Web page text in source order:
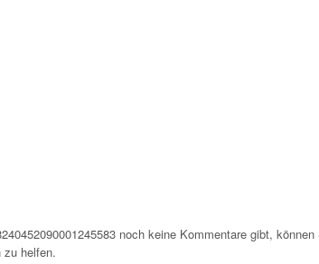
noch keine Kommentare gibt,
zu helfen.